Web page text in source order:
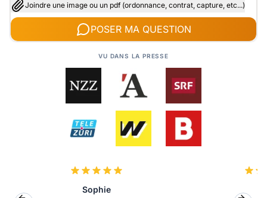
Joindre une image ou un pdf (ordonnance, contrat, capture, etc...)
POSER MA QUESTION
VU DANS LA PRESSE
Sophie